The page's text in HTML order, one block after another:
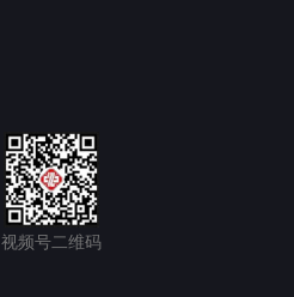
视频号二维码